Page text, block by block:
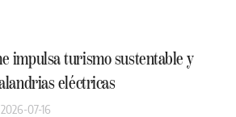
impulsa turismo sustentable y
eléctricas
2026-07-16